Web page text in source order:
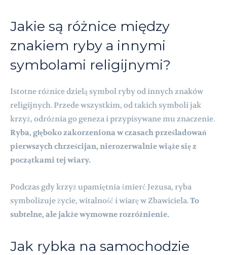
Jakie są różnice między
znakiem ryby a innymi
symbolami religijnymi?
Istotne różnice dzielą symbol ryby od innych znaków
religijnych. Przede wszystkim, od takich symboli jak
krzyż, odróżnia go geneza i przypisywane mu znaczenie.
Ryba, głęboko zakorzeniona w czasach prześladowań
pierwszych chrześcijan, nierozerwalnie wiąże się z
początkami tej wiary.
Podczas gdy krzyż upamiętnia śmierć Jezusa, ryba
symbolizuje życie, witalność i wiarę w Zbawiciela.To
subtelne, ale jakże wymowne rozróżnienie.
Jak rybka na samochodzie